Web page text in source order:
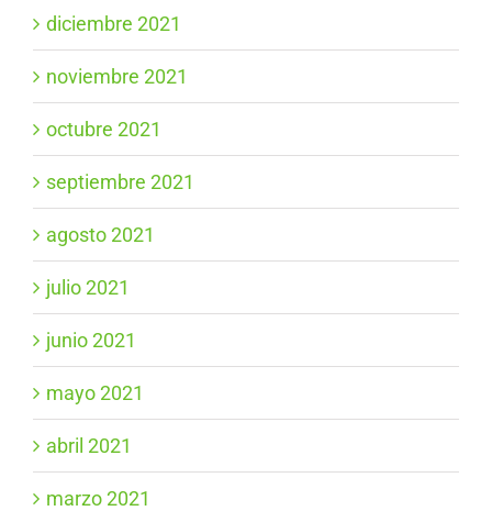
diciembre 2021
noviembre 2021
octubre 2021
septiembre 2021
agosto 2021
julio 2021
junio 2021
mayo 2021
abril 2021
marzo 2021